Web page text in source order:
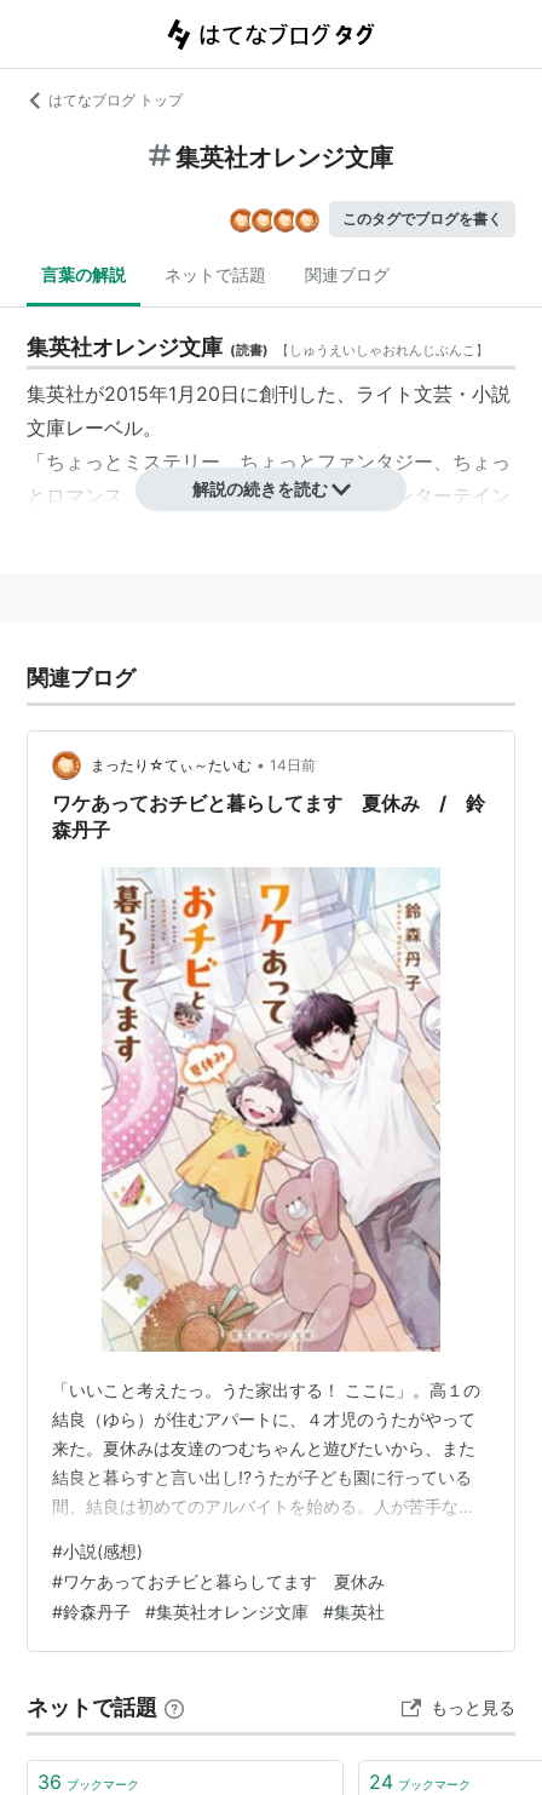
はてなブログ トップ
集英社オレンジ文庫
このタグでブログを書く
言葉の解説 ネットで話題 関連ブログ
集英社オレンジ文庫 (読書) 【 しゅうえいしゃおれんじぶんこ 】
集英社が2015年1月20日に創刊した、 ライト文芸 ・小説
文庫レーベル。
「ちょっとミステリー、ちょっとファンタジー、ちょっ
とロマンス、ちょっと読みたい 極上のエンターテイン
解説の続きを読む
関連ブログ
まったり☆てぃ～たいむ • 14日前
ワケあっておチビと暮らしてます 夏休み / 鈴
森丹子
「いいこと考えたっ。うた家出する！ ここに」。高１の
結良（ゆら）が住むアパートに、４才児のうたがやって
来た。夏休みは友達のつむちゃんと遊びたいから、また
結良と暮らすと言い出し!?うたが子ども園に行っている
間、結良は初めてのアルバイトを始める。人が苦手な結
て、うたとは「家族みんなで海に行く」と約束をするけ
れど――。少しずつ成長していく二人の笑えて泣ける、
45日間。可愛くって、可笑しくって、じんとくる！無愛
想男子×自由すぎる４才児、二人暮らしの夏休み。シリー
のアパートに家出するうたと結良の生活が再び始…
#小説(感想)
#ワケあっておチビと暮らしてます 夏休み
#鈴森丹子 #集英社オレンジ文庫 #集英社
ネットで話題 もっと見る
36 ブックマーク 24 ブックマーク